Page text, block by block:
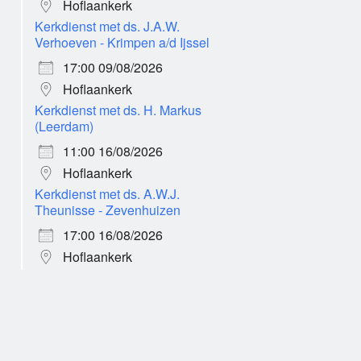
Hoflaankerk
Kerkdienst met ds. J.A.W.
Verhoeven - Krimpen a/d Ijssel
17:00 09/08/2026
Hoflaankerk
Kerkdienst met ds. H. Markus
(Leerdam)
11:00 16/08/2026
Hoflaankerk
Kerkdienst met ds. A.W.J.
Theunisse - Zevenhuizen
17:00 16/08/2026
Hoflaankerk